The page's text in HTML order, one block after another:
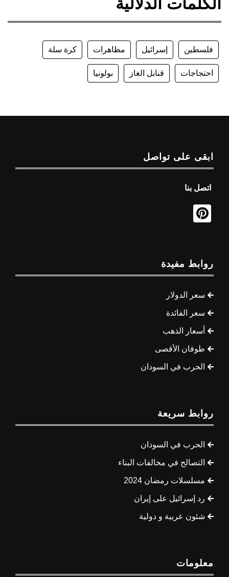
الكلمات الدلالية
فلسطين إسرائيل مظاهرات كرة سلة
احتجاجات قنابل الغاز بولونيا
ابقى على تواصل
اتصل بنا
روابط مفيدة
سعر الدولار
سعر الفائدة
أسعار الذهب
طوفان الأقصى
الحرب في السودان
روابط سريعة
الحرب في السودان
التصالح في مخالفات البناء
مسلسلات رمضان 2024
رد إسرائيل على إيران
شئون عربية و دولية
معلومات